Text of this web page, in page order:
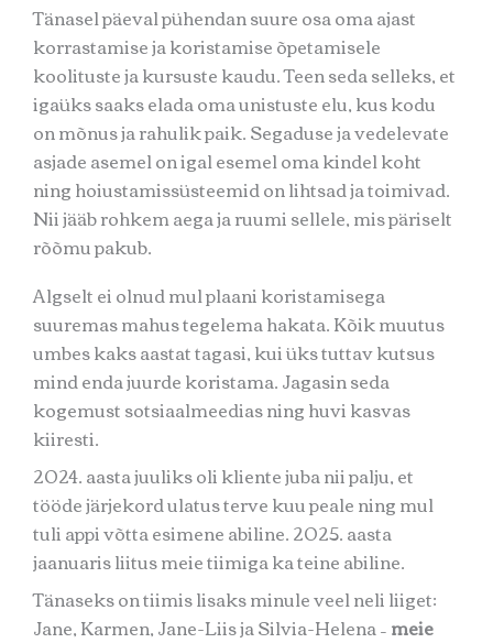
Tänasel päeval pühendan suure osa oma ajast
korrastamise ja koristamise õpetamisele
koolituste ja kursuste kaudu. Teen seda selleks, et
igaüks saaks elada oma unistuste elu, kus kodu
on mõnus ja rahulik paik. Segaduse ja vedelevate
asjade asemel on igal esemel oma kindel koht
ning hoiustamissüsteemid on lihtsad ja toimivad.
Nii jääb rohkem aega ja ruumi sellele, mis päriselt
rõõmu pakub.
Algselt ei olnud mul plaani koristamisega
suuremas mahus tegelema hakata. Kõik muutus
umbes kaks aastat tagasi, kui üks tuttav kutsus
mind enda juurde koristama. Jagasin seda
kogemust sotsiaalmeedias ning huvi kasvas
kiiresti.
2024. aasta juuliks oli kliente juba nii palju, et
tööde järjekord ulatus terve kuu peale ning mul
tuli appi võtta esimene abiline. 2025. aasta
jaanuaris liitus meie tiimiga ka teine abiline.
Tänaseks on tiimis lisaks minule veel neli liiget:
Jane, Karmen, Jane-Liis ja Silvia-Helena –meie